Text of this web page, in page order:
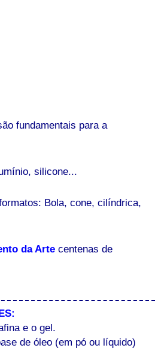
fundamentais para a
silicone...
Bola, cone, cilíndrica,
da Arte centenas de
e o gel.
de óleo (em pó ou líquido)